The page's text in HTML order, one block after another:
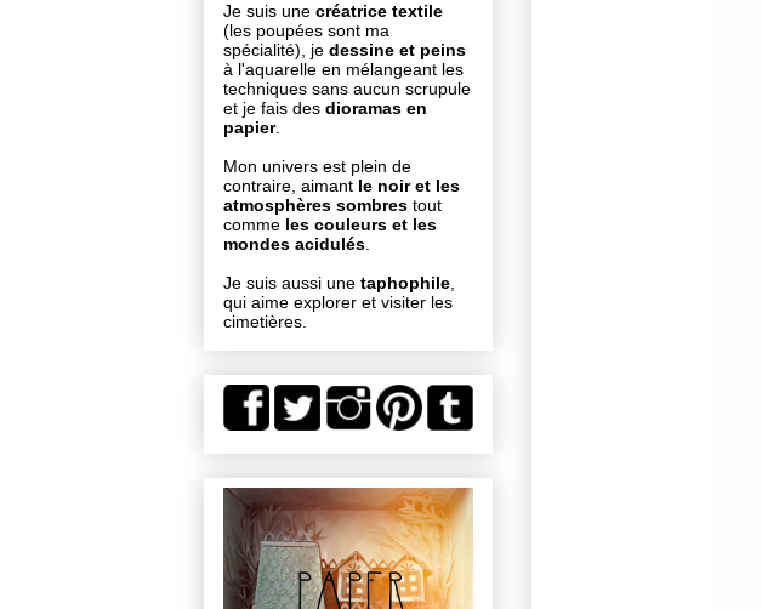
Je suis une créatrice textile
(les poupées sont ma
spécialité), je dessine et peins
à l'aquarelle en mélangeant les
techniques sans aucun scrupule
et je fais des dioramas en
papier.
Mon univers est plein de
contraire, aimant le noir et les
atmosphères sombres tout
comme les couleurs et les
mondes acidulés
Je suis aussi une taphophile
qui aime explorer et visiter les
cimetières.